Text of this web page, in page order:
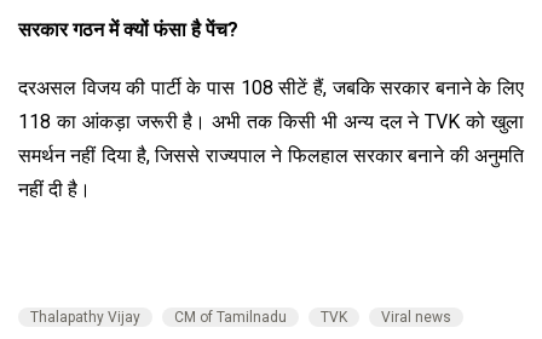
सरकार गठन में क्यों फंसा है पेंच?
दरअसल विजय की पार्टी के पास 108 सीटें हैं, जबकि सरकार बनाने के लिए
118 का आंकड़ा जरूरी है। अभी तक किसी भी अन्य दल ने TVK को खुला
समर्थन नहीं दिया है, जिससे राज्यपाल ने फिलहाल सरकार बनाने की अनुमति
नहीं दी है।
Thalapathy Vijay CM of Tamilnadu TVK
Viral news